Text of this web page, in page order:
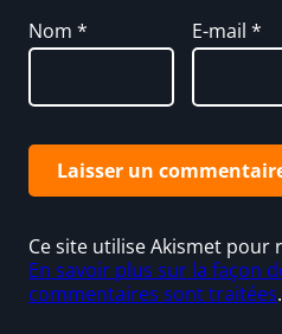
Nom * E-mail*
Ce site utilise Akismet pour
En savoir plus sur la façon
commentaires sont traitées.